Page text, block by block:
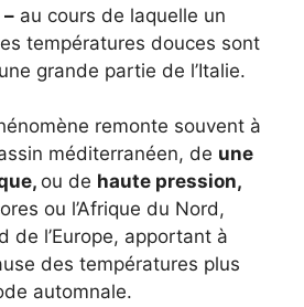
au cours de laquelle un
températures douces sont
grande partie de l’Italie.
remonte souvent à
méditerranéen, de une
ou de haute pression,
ou l’Afrique du Nord,
de l’Europe, apportant à
des températures plus
automnale.